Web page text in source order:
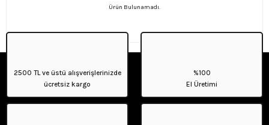
Ürün Bulunamadı.
2500 TL ve üstü alışverişlerinizde
ücretsiz kargo
%100
El Üretimi